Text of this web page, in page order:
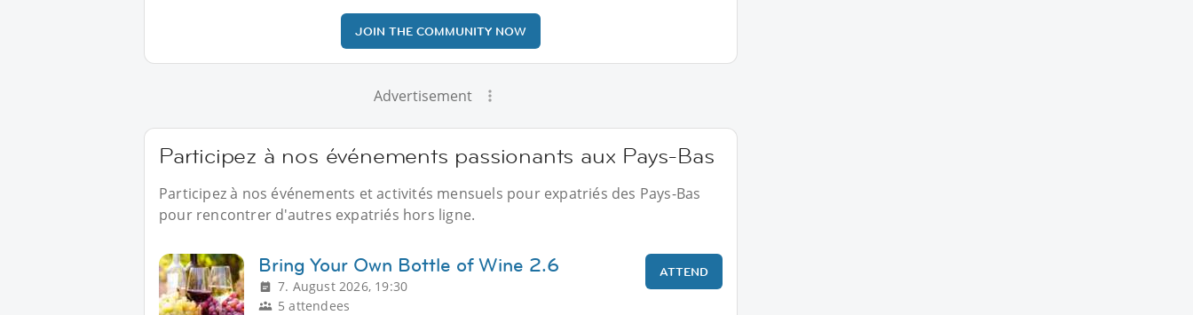
JOIN THE COMMUNITY NOW
Advertisement
Participez à nos événements passionants aux Pays-Bas
Participez à nos événements et activités mensuels pour expatriés des Pays-Bas
pour rencontrer d'autres expatriés hors ligne.
Bring Your Own Bottle of Wine 2.6
7. August 2026, 19:30
5 attendees
ATTEND